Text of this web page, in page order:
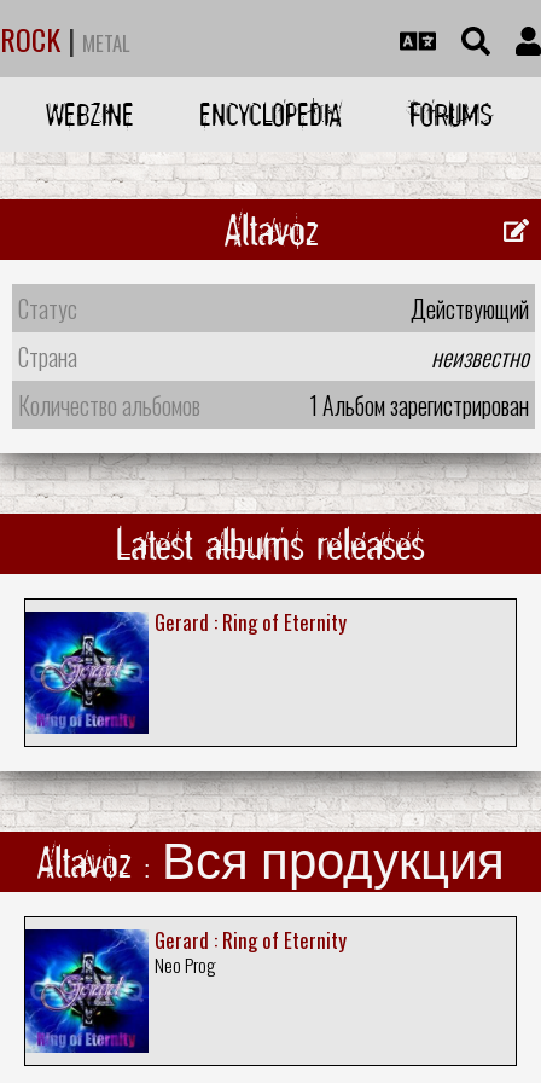
ROCK | METAL
WEBZINE ENCYCLOPEDIA FORUMS
Altavoz
Статус
Действующий
Страна
неизвестно
Количество альбомов
1 Альбом зарегистрирован
Latest albums releases
Gerard : Ring of Eternity
Altavoz : Вся продукция
Gerard : Ring of Eternity
Neo Prog